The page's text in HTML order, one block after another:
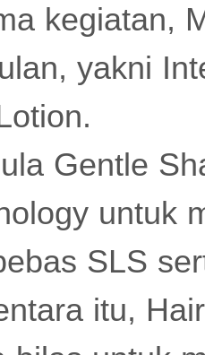
kegiatan,
yakni
Gentle
untuk
SLS
itu,